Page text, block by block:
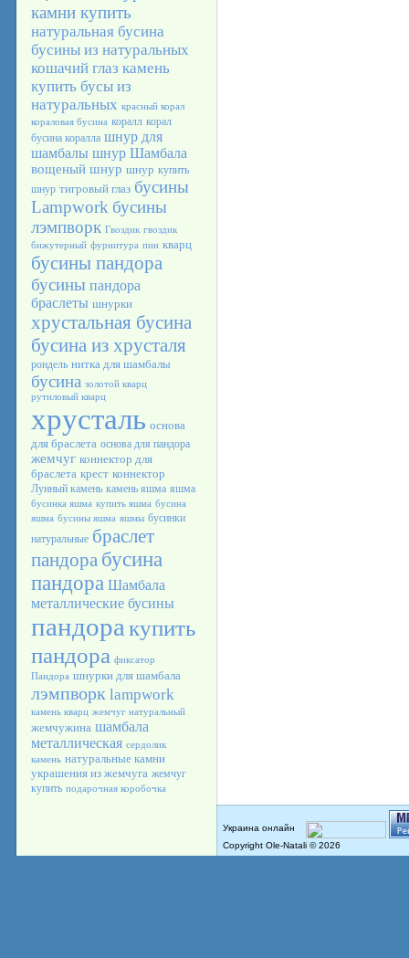
камни купить
натуральная бусина
бусины из натуральных
кошачий глаз камень
купить бусы из
натуральных красный корал
кораловая бусина коралл корал
бусина коралла шнур для
шамбалы шнур Шамбала
вощеный шнур шнур купить
шнур тигровый глаз бусины
Lampwork бусины
лэмпворк Гвоздик гвоздик
бижутерный фурнитура пин кварц
бусины пандора
бусины пандора
браслеты шнурки
хрустальная бусина
бусина из хрусталя
рондель нитка для шамбалы
бусина золотой кварц
рутиловый кварц
хрусталь основа
для браслета основа для пандора
жемчуг коннектор для
браслета крест коннектор
Лунный камень камень яшма яшма
бусинка яшма купить яшма бусина
яшма бусины яшма яшмы бусинки
натуральные браслет
пандора бусина
пандора Шамбала
металлические бусины
пандора купить
пандора фиксатор
Пандора шнурки для шамбала
лэмпворк lampwork
камень кварц жемчуг натуральный
жемчужина шамбала
металлическая сердолик
камень натуральные камни
украшения из жемчуга жемчуг
купить подарочная коробочка
Copyright Ole-Natali © 2026